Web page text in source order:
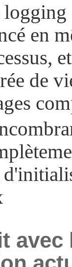
en
de
avec